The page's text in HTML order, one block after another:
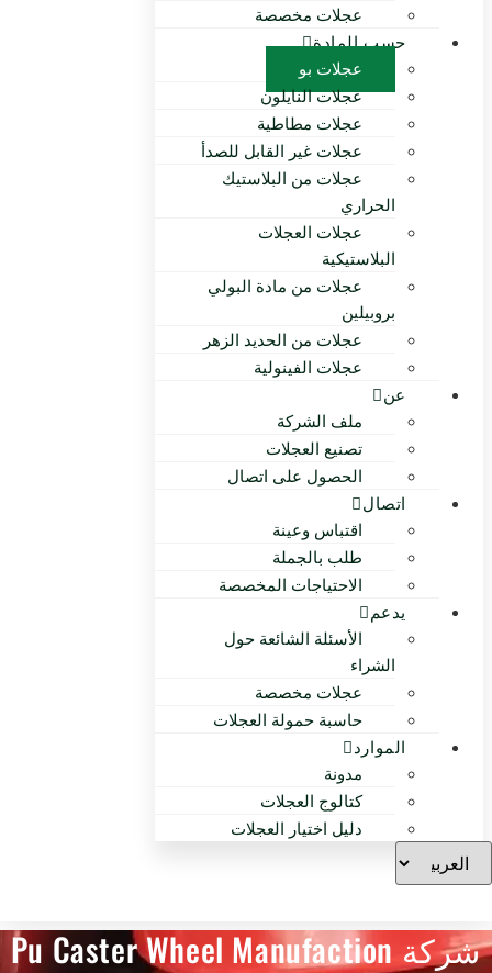
عجلات مخصصة
حسب المادة
عجلات بو
عجلات النايلون
عجلات مطاطية
عجلات غير القابل للصدأ
عجلات من البلاستيك
الحراري
عجلات العجلات
البلاستيكية
عجلات من مادة البولي
بروبيلين
عجلات من الحديد الزهر
عجلات الفينولية
عن
ملف الشركة
تصنيع العجلات
الحصول على اتصال
اتصال
اقتباس وعينة
طلب بالجملة
الاحتياجات المخصصة
يدعم
الأسئلة الشائعة حول
الشراء
عجلات مخصصة
حاسبة حمولة العجلات
الموارد
مدونة
كتالوج العجلات
دليل اختيار العجلات
شركة Pu Caster Wheel Manufaction